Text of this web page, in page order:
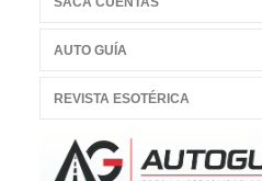
AUTO GUÍA
REVISTA ESOTÉRICA